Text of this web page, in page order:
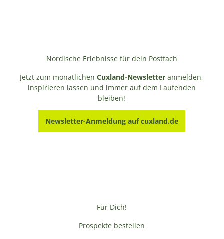
Nordische Erlebnisse für dein Postfach
Jetzt zum monatlichenCuxland-Newsletter anmelden,
inspirieren lassen und immer auf dem Laufenden
bleiben!
Newsletter-Anmeldung auf cuxland.de
Für Dich!
Prospekte bestellen